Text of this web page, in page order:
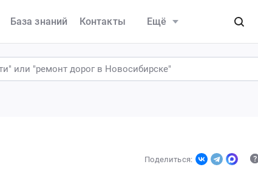
База знаний Контакты Ещё
Поделиться: